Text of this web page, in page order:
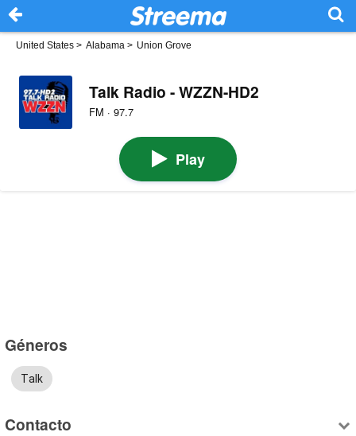
United States > Alabama > Union Grove
Talk Radio - WZZN-HD2
FM · 97.7
Play
Géneros
Talk
Contacto